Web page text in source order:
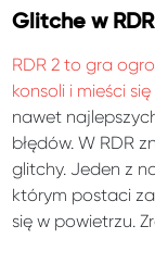
Glitche w
RDR 2 to gra
konsoli i mieści
nawet
błędów. W RDR
glitchy. Jeden z
którym postaci
się w powietrzu.